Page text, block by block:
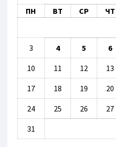
ПН
ВТ СР ЧТ
3 4 5 6
10 11 12 13
17 18 19 20
24 25 26 27
31